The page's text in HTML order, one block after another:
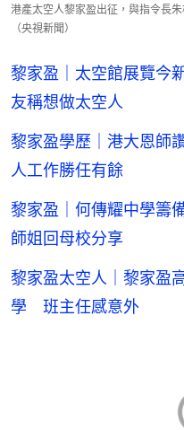
港產太空人黎家盈出征，與指令長
（央視新聞）
黎家盈｜太空館展覽今
友稱想做太空人
黎家盈學歷｜港大恩師
人工作勝任有餘
黎家盈｜何傳耀中學
師姐回母校分享
黎家盈太空人｜黎家盈
學 班主任感意外